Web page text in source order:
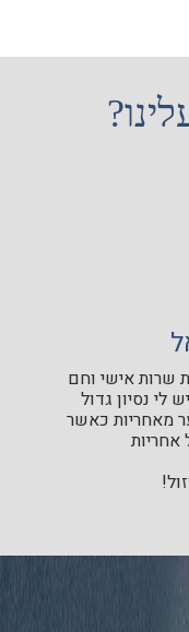
שרות אישי וחם
לי נסיון גדול
מאחריות כאשר